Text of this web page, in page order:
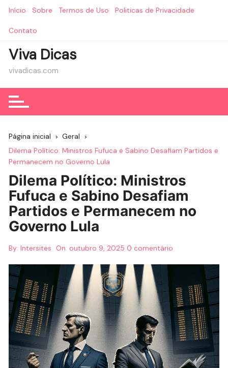
Início Sobre Termos de Uso Politicas de Privacidade
Contato
Viva Dicas
vivadicas.com
Página inicial
Geral
Dilema Político: Ministros Fufuca e Sabino Desafiam Partidos e
Permanecem no Governo Lula
Dilema Político: Ministros
Fufuca e Sabino Desafiam
Partidos e Permanecem no
Governo Lula
By: Intersites On:outubro 9, 2025 0 comentário